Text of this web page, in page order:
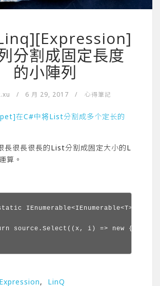
分割成固定長度
的小陣列
/ 6 月 29, 2017 / 心得筆記
在C#中将List分割成多个定长的
長很長很長的List分割成固定大小的L
算。
IEnumerable<IEnumerable<T>>
source.Select((x, i) => new {
Expression, LinQ